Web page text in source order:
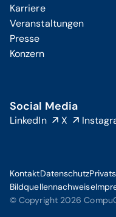
Karriere
Veranstaltungen
Presse
Konzern
Social Media
LinkedIn X
© Copyright 2026
KontaktDatenschutz
Bildquellennachweise